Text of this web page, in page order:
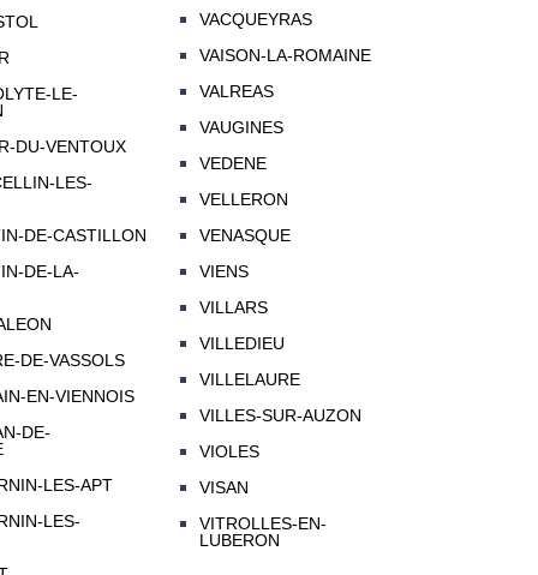
LE-
DU-VENTOUX
LES-
DE-CASTILLON
DE-LA-
DE-VASSOLS
EN-VIENNOIS
DE-
LES-APT
LES-
VACQUEYRAS
VAISON-LA-ROMAINE
VALREAS
VAUGINES
VEDENE
VELLERON
VENASQUE
VIENS
VILLARS
VILLEDIEU
VILLELAURE
VILLES-SUR-AUZON
VIOLES
VISAN
VITROLLES-EN-
LUBERON